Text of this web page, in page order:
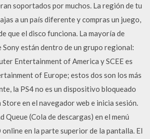
soportados por muchos. La región de tu
a un país diferente y compras un juego,
que el disco funciona. La mayoría de
Sony están dentro de un grupo regional:
Entertainment of America y SCEE es
of Europe; estos dos son los más
la PS4 no es un dispositivo bloqueado
en el navegador web e inicia sesión.
Queue (Cola de descargas) en el menú
en la parte superior de la pantalla. El